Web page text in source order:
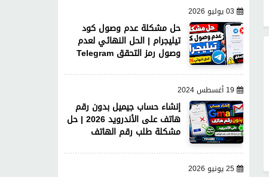
03 يوليو 2026
حل مشكلة عدم وصول كود
تيليجرام | الحل النهائي لعدم
وصول رمز التحقق Telegram
19 أغسطس 2024
إنشاء حساب جيميل بدون رقم
هاتف على الأندرويد 2026 | حل
مشكلة طلب رقم الهاتف
25 يونيو 2026